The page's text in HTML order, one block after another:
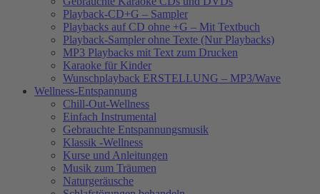
Playback-CD+G – Sampler
Playbacks auf CD ohne +G – Mit Textbuch
Playback-Sampler ohne Texte (Nur Playbacks)
MP3 Playbacks mit Text zum Drucken
Karaoke für Kinder
Wunschplayback ERSTELLUNG – MP3/Wave
Wellness-Entspannung
Chill-Out-Wellness
Einfach Instrumental
Gebrauchte Entspannungsmusik
Klassik -Wellness
Kurse und Anleitungen
Musik zum Träumen
Naturgeräusche